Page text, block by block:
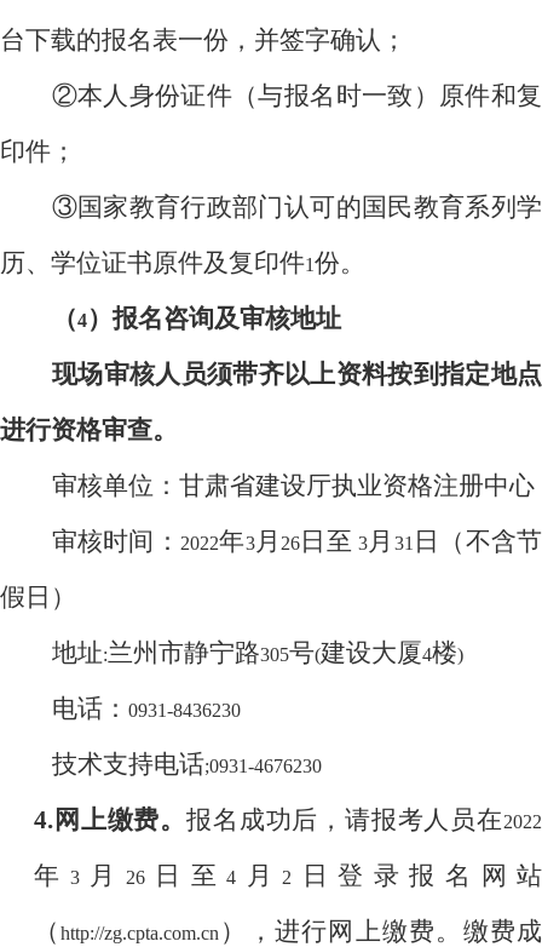
台下载的报名表一份，并签字确认；
②本人身份证件（与报名时一致）原件和复
印件；
③国家教育行政部门认可的国民教育系列学
历、学位证书原件及复印件1份。
（4）报名咨询及审核地址
现场审核人员须带齐以上资料按到指定地点
进行资格审查。
审核单位：甘肃省建设厅执业资格注册中心
审核时间： 2022年3月26 日至3月 31 日（不含节
假日）
地址:兰州市静宁路305号(建设大厦4楼)
电话： 0931-8436230
技术支持电话;0931-4676230
4. 网上缴费。 报名成功后，请报考人员在2022
年 3月 26日至4 月2
日登录报名网站
（http://zg.cpta.com.cn ），进行网上缴费。缴费成